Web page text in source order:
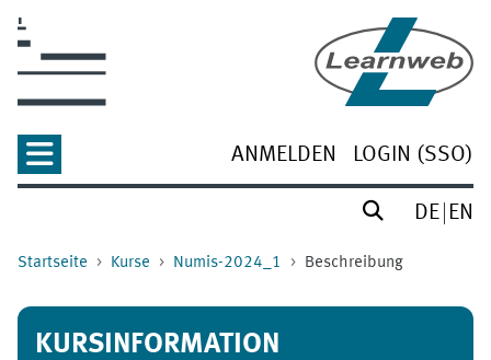
ANMELDEN LOGIN (SSO)
DE EN
Startseite Kurse Numis-2024_1 Beschreibung
KURSINFORMATION